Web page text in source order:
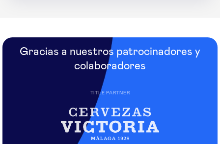
Gracias a nuestros patrocinadores y
colaboradores
TITLE PARTNER